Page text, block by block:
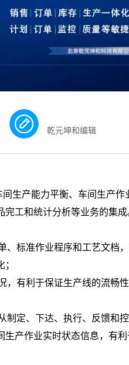
乾元坤和编辑
生产能力平衡、车间生产作
工和统计分析等业务的集成
标准作业程序和工艺文档
有利于保证生产线的流畅
定、下达、执行、反馈和
生产作业实时状态信息，有利